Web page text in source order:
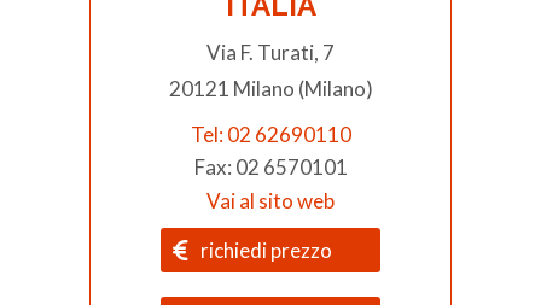
Via F. Turati, 7
20121 Milano (Milano)
Tel: 02 62690110
Fax: 02 6570101
Vai al sito web
richiedi prezzo